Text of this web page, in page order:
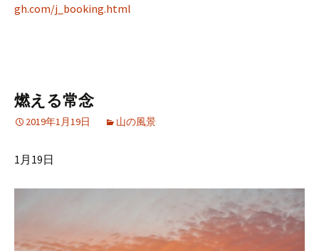
gh.com/j_booking.html
燃える常念
2019年1月19日 山の風景
1月19日